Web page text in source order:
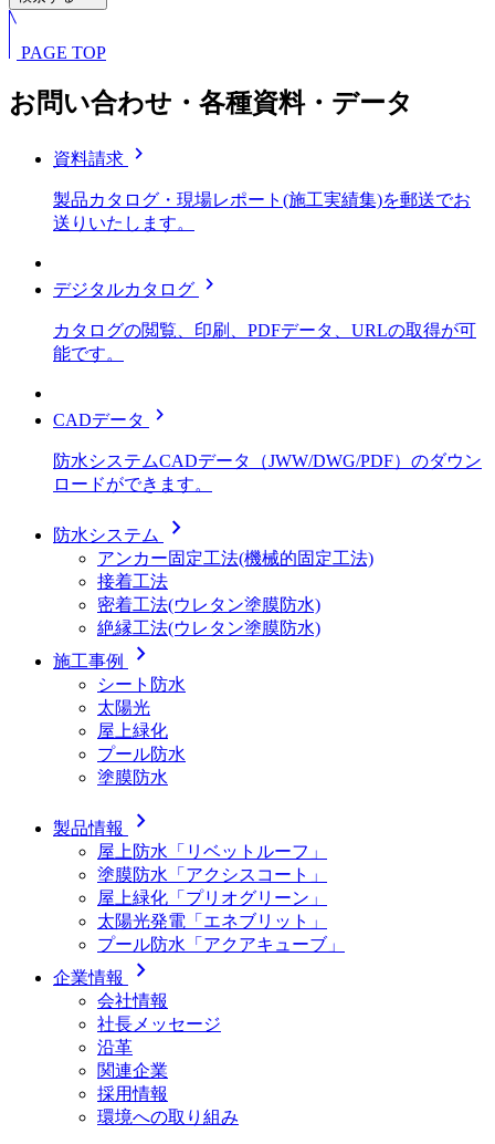
PAGE TOP
お問い合わせ・各種資料・データ
資料請求 chevron_right
製品カタログ・現場レポート(施工実績集)を郵送でお
送りいたします。
デジタルカタログ chevron_right
カタログの閲覧、印刷、PDFデータ、URLの取得が可
能です。
CADデータ chevron_right
防水システムCADデータ（JWW/DWG/PDF）のダウン
ロードができます。
防水システム chevron_right
アンカー固定工法(機械的固定工法)
接着工法
密着工法(ウレタン塗膜防水)
絶縁工法(ウレタン塗膜防水)
施工事例
chevron_right
シート防水
太陽光
屋上緑化
プール防水
塗膜防水
製品情報 chevron_right
屋上防水「リベットルーフ」
塗膜防水「アクシスコート」
屋上緑化「プリオグリーン」
太陽光発電「エネブリット」
プール防水「アクアキューブ」
企業情報
chevron_right
会社情報
社長メッセージ
沿革
関連企業
採用情報
環境への取り組み